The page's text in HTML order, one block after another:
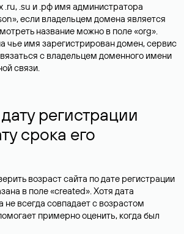
.ru, .su и .рф имя администратора
если владельцем домена является
название можно в поле «org».
чье имя зарегистрирован домен, сервис
с владельцем доменного имени
связи.
регистрации
срока его
возраст сайта по дате регистрации
в поле «created». Хотя дата
не всегда совпадает с возрастом
примерно оценить, когда был